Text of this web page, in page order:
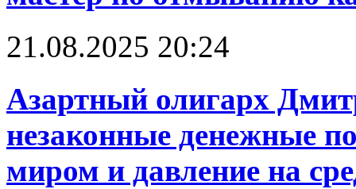
21.08.2025 20:24
Азартный олигарх
незаконные денежные
миром и давление на